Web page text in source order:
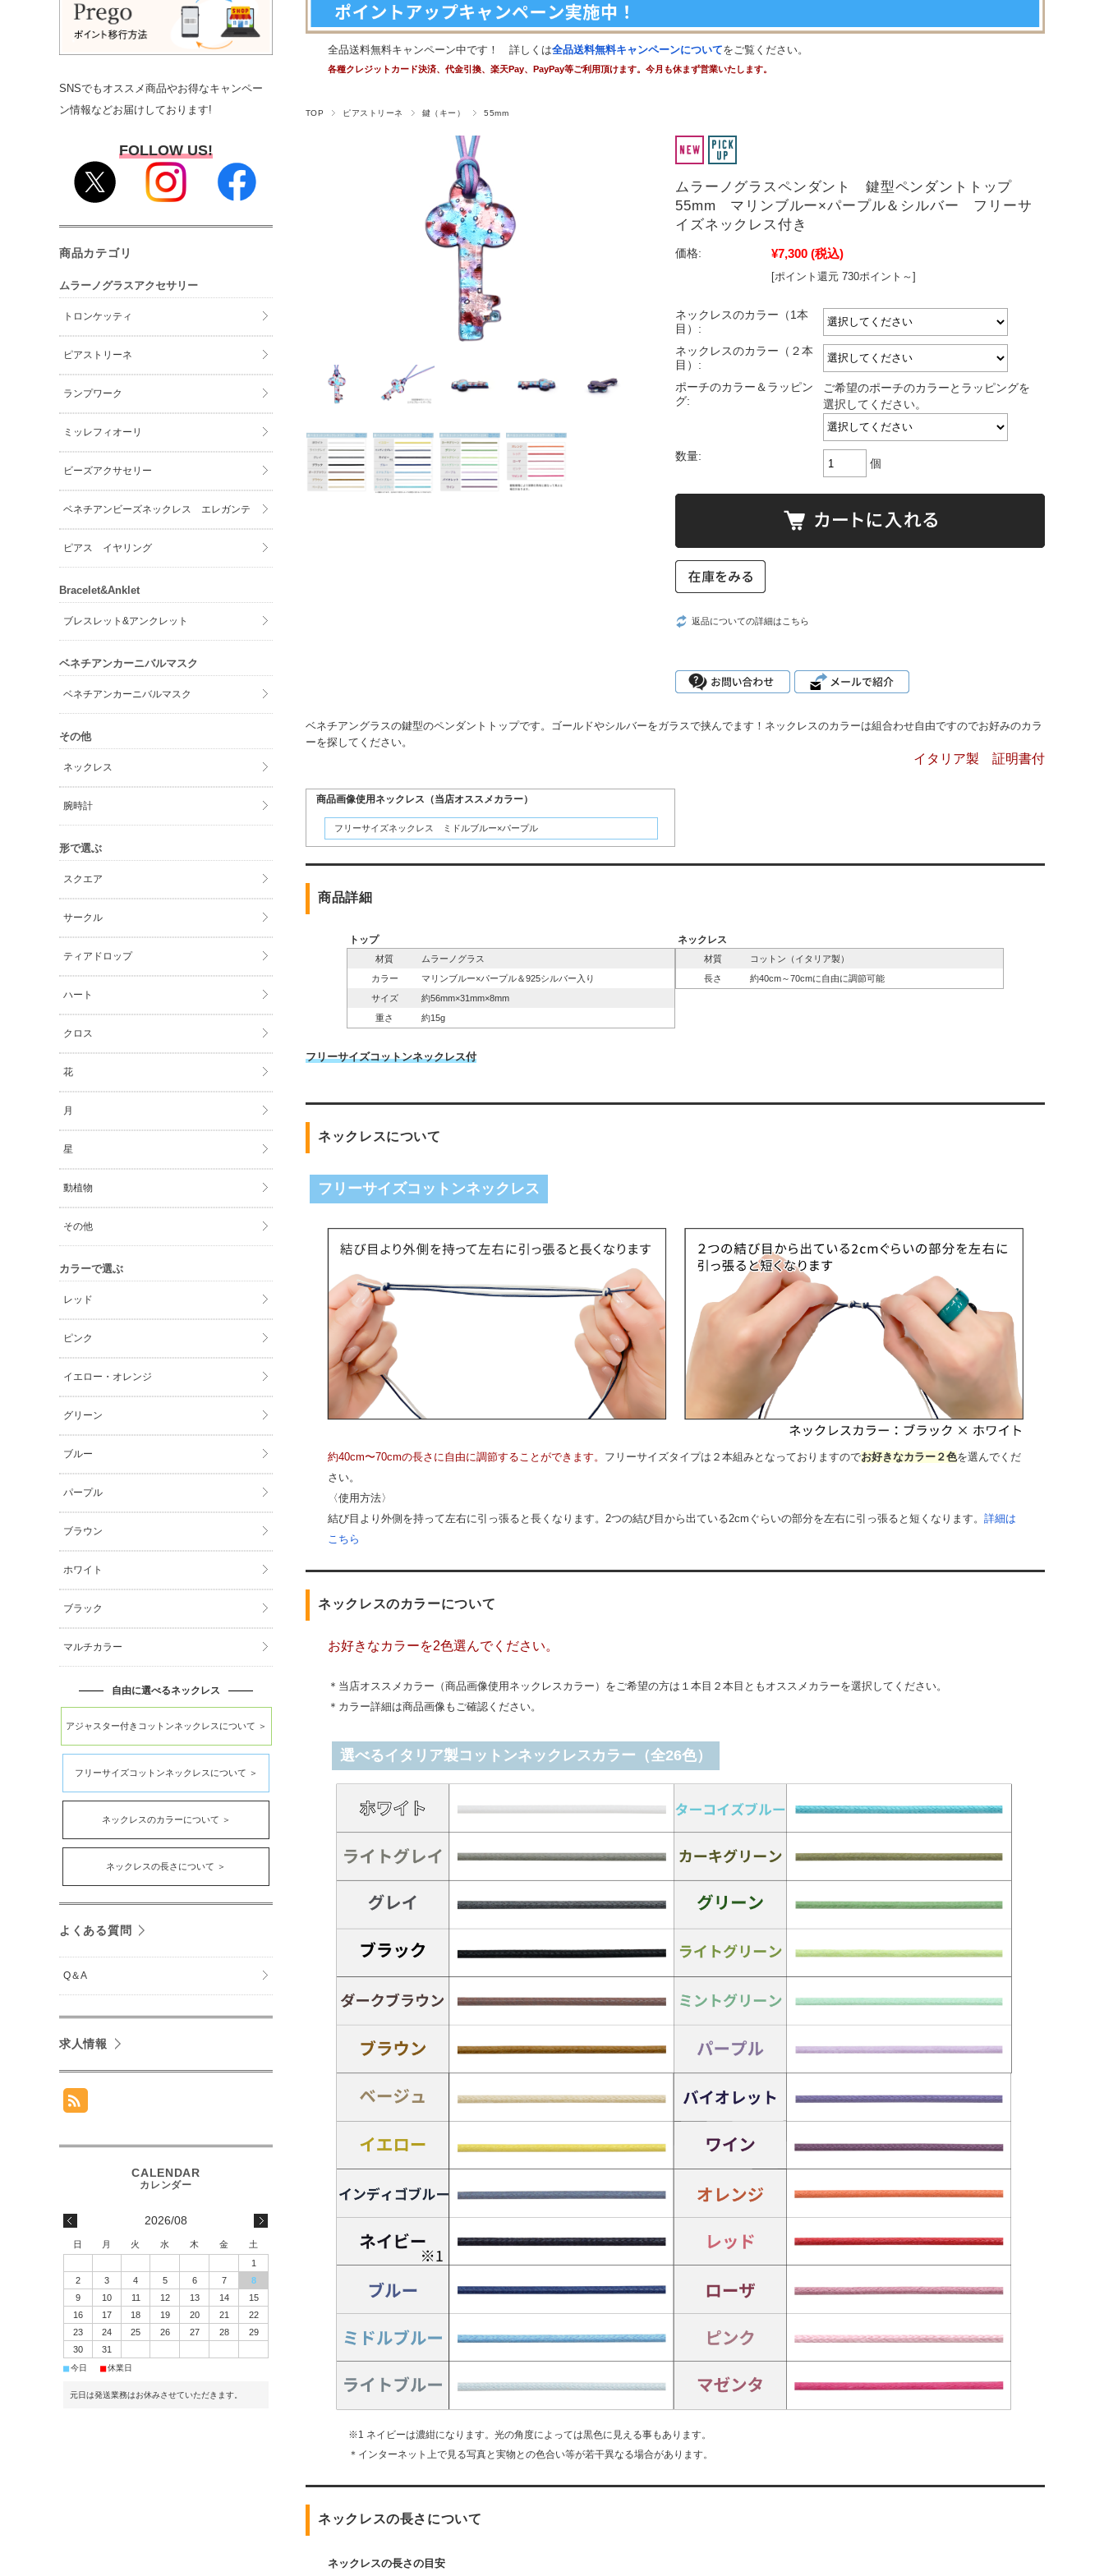
全品送料無料キャンペーン中です！ 詳しくは全品送料無料キャンペーンについてをご覧ください。
各種クレジットカード決済、代金引換、楽天Pay、PayPay等ご利用頂けます。今月も休まず営業いたします。
TOP ピアストリーネ 鍵（キー） 55mm
ムラーノグラスペンダント 鍵型ペンダントトップ
55mm マリンブルー×パープル＆シルバー フリーサ
イズネックレス付き
価格: ¥7,300 (税込)
[ポイント還元 730ポイント～]
ネックレスのカラー（1本
目）:
ネックレスのカラー（２本
目）:
ポーチのカラー＆ラッピン
グ:
ご希望のポーチのカラーとラッピングを
選択してください。
数量:
個
返品についての詳細はこちら
ベネチアングラスの鍵型のペンダントトップです。ゴールドやシルバーをガラスで挟んでます！ネックレスのカラーは組合わせ自由ですのでお好みのカラ
ーを探してください。
イタリア製 証明書付
商品画像使用ネックレス（当店オススメカラー）
フリーサイズネックレス ミドルブルー×パープル
商品詳細
トップ
材質
ムラーノグラス
カラー
マリンブルー×パープル＆925シルバー入り
サイズ
約56mm×31mm×8mm
重さ
約15g
ネックレス
材質
コットン（イタリア製）
長さ
約40cm～70cmに自由に調節可能
フリーサイズコットンネックレス付
ネックレスについて
フリーサイズコットンネックレス
約40cm〜70cmの長さに自由に調節することができます。 フリーサイズタイプは２本組みとなっておりますのでお好きなカラー２色を選んでくだ
さい。
〈使用方法〉
結び目より外側を持って左右に引っ張ると長くなります。2つの結び目から出ている2cmぐらいの部分を左右に引っ張ると短くなります。 詳細は
こちら
ネックレスのカラーについて
お好きなカラーを2色選んでください。
＊当店オススメカラー（商品画像使用ネックレスカラー）をご希望の方は１本目２本目ともオススメカラーを選択してください。
＊カラー詳細は商品画像もご確認ください。
選べるイタリア製コットンネックレスカラー（全26色）
※1 ネイビーは濃紺になります。光の角度によっては黒色に見える事もあります。
＊インターネット上で見る写真と実物との色合い等が若干異なる場合があります。
ネックレスの長さについて
ネックレスの長さの目安
SNSでもオススメ商品やお得なキャンペー
ン情報などお届けしております!
FOLLOW US!
商品カテゴリ
ムラーノグラスアクセサリー
トロンケッティ
ピアストリーネ
ランプワーク
ミッレフィオーリ
ビーズアクサセリー
ベネチアンビーズネックレス エレガンテ
ピアス イヤリング
Bracelet&Anklet
ブレスレット&アンクレット
ベネチアンカーニバルマスク
ベネチアンカーニバルマスク
その他
ネックレス
腕時計
形で選ぶ
スクエア
サークル
ティアドロップ
ハート
クロス
花
月
星
動植物
その他
カラーで選ぶ
レッド
ピンク
イエロー・オレンジ
グリーン
ブルー
パープル
ブラウン
ホワイト
ブラック
マルチカラー
自由に選べるネックレス
アジャスター付きコットンネックレスについて ＞
フリーサイズコットンネックレスについて ＞
ネックレスのカラーについて ＞
ネックレスの長さについて ＞
よくある質問
Q＆A
求人情報
2026/08
日 月 火 水 木 金
土
1
2
3 4 5 6 7
8
9
10 11 12 13 14
15
16
17 18 19 20 21
22
23
24 25 26 27 28
29
30
31
■今日 ■休業日
元日は発送業務はお休みさせていただきます。